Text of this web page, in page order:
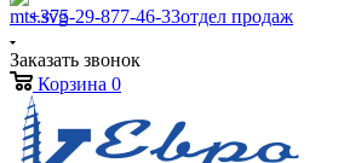
+375-29-877-46-33отдел продаж
Заказать звонок
Корзина 0